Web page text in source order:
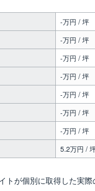
-万円 / 坪
-万円 / 坪
-万円 / 坪
-万円 / 坪
-万円 / 坪
-万円 / 坪
-万円 / 坪
5.2万円 /
が個別に取得した実際